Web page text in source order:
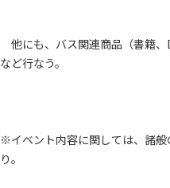
他にも、バス関連商品（書籍、
など行なう。
※イベント内容に関しては、諸
り。